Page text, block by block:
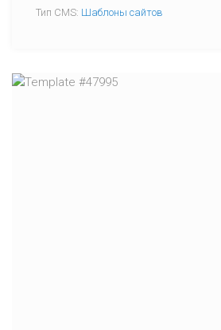
Тип CMS: Шаблоны сайтов